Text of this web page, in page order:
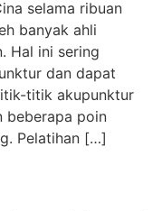
selama ribuan
banyak ahli
Hal ini sering
dan dapat
titik akupunktur
beberapa poin
Pelatihan […]